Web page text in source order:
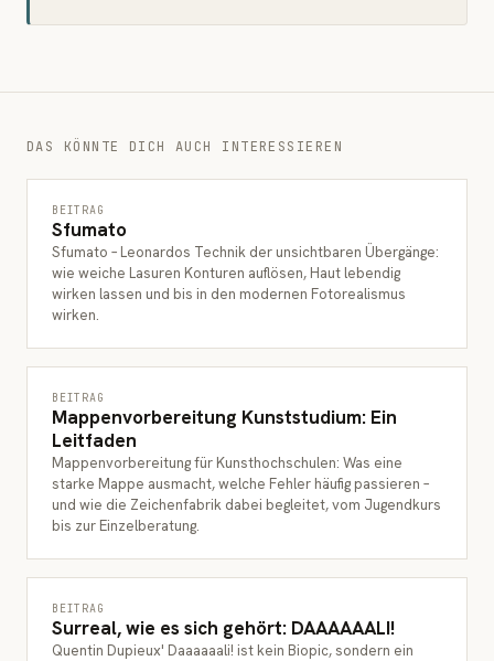
DAS KÖNNTE DICH AUCH INTERESSIEREN
BEITRAG
Sfumato
Sfumato – Leonardos Technik der unsichtbaren Übergänge:
wie weiche Lasuren Konturen auflösen, Haut lebendig
wirken lassen und bis in den modernen Fotorealismus
wirken.
BEITRAG
Mappenvorbereitung Kunststudium: Ein
Leitfaden
Mappenvorbereitung für Kunsthochschulen: Was eine
starke Mappe ausmacht, welche Fehler häufig passieren –
und wie die Zeichenfabrik dabei begleitet, vom Jugendkurs
bis zur Einzelberatung.
BEITRAG
Surreal, wie es sich gehört: DAAAAAALI!
Quentin Dupieux' Daaaaaali! ist kein Biopic, sondern ein